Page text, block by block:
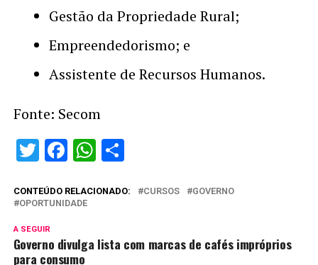
Gestão da Propriedade Rural;
Empreendedorismo; e
Assistente de Recursos Humanos.
Fonte: Secom
Twitter
Facebook
WhatsApp
Share
CONTEÚDO RELACIONADO: CURSOS
GOVERNO
OPORTUNIDADE
A SEGUIR
Governo divulga lista com marcas de cafés impróprios
para consumo